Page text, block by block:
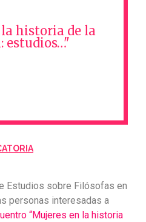
historia de la
estudios…"
estudios…"
Estudios sobre Filósofas en
personas interesadas a
“Mujeres en la historia